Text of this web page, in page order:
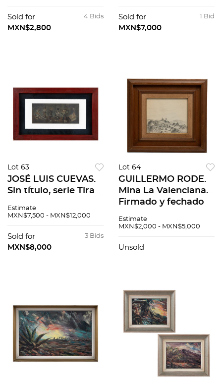
4 Bids
Sold for
MXN$2,800
38 x 77 cm medidas
totales
1 Bid
Sold for
MXN$7,000
Lot 63
JOSÉ LUIS CUEVAS.
Sin título, serie Tira
fechado 03. Grabado
100. 38 x 77 cm
medidas totales
Estimate
MXN$7,500 - MXN$12,000
3 Bids
Sold for
MXN$8,000
Lot 64
GUILLERMO RODE.
Mina La Valenciana.
Firmado y fechado
papel. 23 x 27 cm
Estimate
MXN$2,000 - MXN$5,000
Unsold